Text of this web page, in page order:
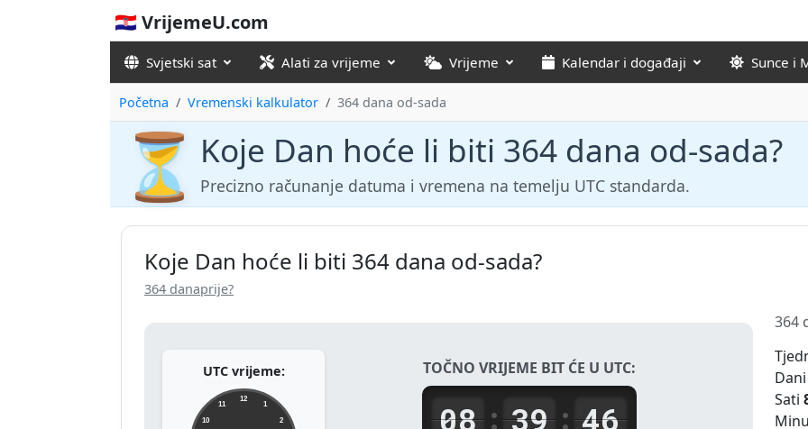
🇭🇷 VrijemeU.com
Svjetski sat Alati za vrijeme Vrijeme Kalendar i događaji Sunce i
Početna Vremenski kalkulator 364 dana od-sada
⏳ Koje Dan hoće li biti 364 dana od-sada?
Precizno računanje datuma i vremena na temelju UTC standarda.
Koje Dan hoće li biti 364 dana od-sada?
364 danaprije?
UTC vrijeme:
12
1
2
10
11
TOČNO VRIJEME BIT ĆE U UTC:
08 : 39 : 46
364
Dani
Sati